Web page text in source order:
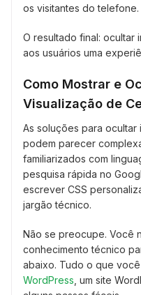
os visitantes do telefone.
O resultado final: ocultar
aos usuários uma
Como Mostrar e
Visualização de
As soluções para ocultar
podem parecer
familiarizados com
pesquisa rápida no
escrever CSS
jargão técnico.
Não se preocupe. Você
conhecimento técnico
abaixo. Tudo o que
WordPress , um site